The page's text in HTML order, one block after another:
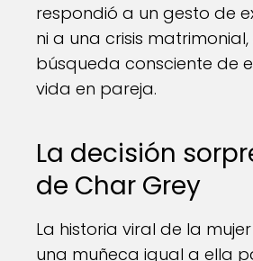
respondió a un gesto de
ni a una crisis
búsqueda consciente de
vida en pareja.
La decisión
de Char Grey
La historia viral de la
una muñeca igual a ella